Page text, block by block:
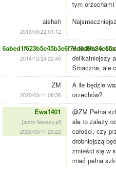
tym
aishah
2013/03/22 01:12
2014/12/24 22:49
Podobne w
delikatniejszy
Smaczne, ale
ZM
2020/03/11 08:38
A ile będzie
orzechów?
Ewa1401
[autor ilewazy.pl]
2020/03/11 23:22
@ZM Pełna
ale to zależy
całości, czy
drobniejszą
zmieści się w
mieć pełna